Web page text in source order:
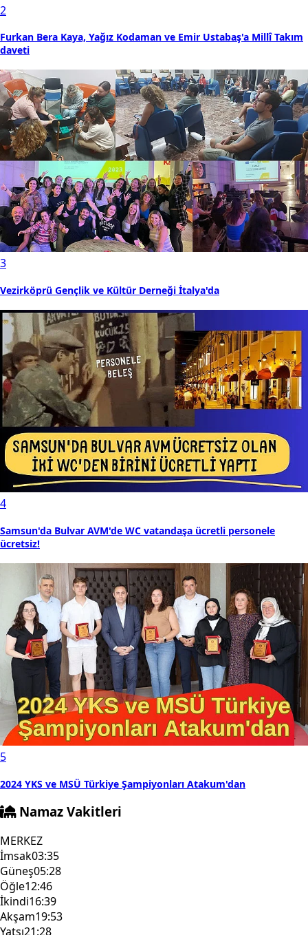
2
Furkan Bera Kaya, Yağız Kodaman ve Emir Ustabaş'a Millî Takım
daveti
3
Vezirköprü Gençlik ve Kültür Derneği İtalya'da
4
Samsun'da Bulvar AVM'de WC vatandaşa ücretli personele
ücretsiz!
5
2024 YKS ve MSÜ Türkiye Şampiyonları Atakum'dan
Namaz Vakitleri
MERKEZ
İmsak03:35
Güneş05:28
Öğle12:46
İkindi16:39
Akşam19:53
Yatsı21:28